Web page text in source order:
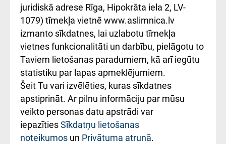
kārtība
Kā pie mums nokļūt
Rēķinu apmaksas
ceļvedis
Rekvizīti un
ārstniecības
iestādes kods
010000234
Україною
juridiskā adrese Rīga, Hipokrāta iela 2, LV-
1079) tīmekļa vietnē www.aslimnica.lv
izmanto sīkdatnes, lai uzlabotu tīmekļa
vietnes funkcionalitāti un darbību, pielāgotu to
Taviem lietošanas paradumiem, kā arī iegūtu
statistiku par lapas apmeklējumiem.
Šeit Tu vari izvēlēties, kuras sīkdatnes
apstiprināt. Ar pilnu informāciju par mūsu
veikto personas datu apstrādi var
iepazītiesSīkdatņu lietošanas
noteikumos un Privātuma atrunā.